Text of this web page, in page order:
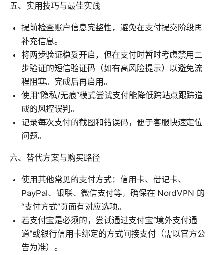
五、实用技巧与最佳实践
提前检查账户信息完整性，避免在支付提交阶段再
补充信息。
将两步验证稳妥开启，但在支付时暂时考虑禁用二
步验证的短信验证码（如有高风险提示）以避免流
程阻塞。完成后再启用。
使用“隐私/无痕”模式尝试支付能降低跨站点跟踪造
成的风控误判。
记录每次支付的截图和错误码，便于客服快速定位
问题。
六、替代方案与购买路径
使用其他常见的支付方式：信用卡、借记卡、
PayPal、银联、微信支付等，确保在 NordVPN 的
“支付方式”页面有对应选项。
若支付宝是必须的，尝试通过支付宝“境外支付通
道”或银行信用卡绑定的方式间接支付（需以官方公
告为准）。